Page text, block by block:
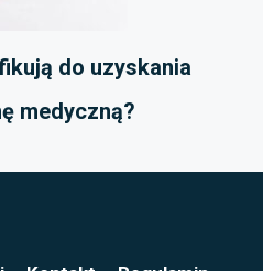
do uzyskania
medyczną?